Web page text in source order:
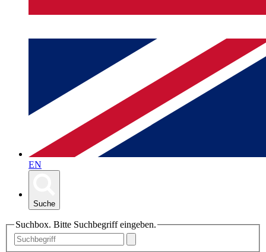
EN
Suche
Suchbox. Bitte Suchbegriff eingeben.